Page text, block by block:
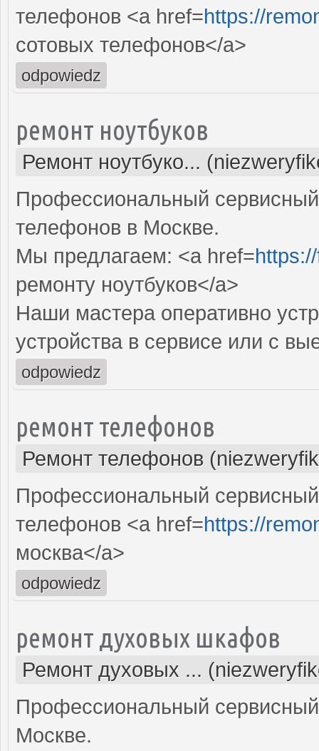
телефонов <a href=https://
сотовых телефонов</a>
odpowiedz
ремонт ноутбуков
Ремонт ноутбуко...
Профессиональный
телефонов в Москве.
Мы предлагаем: <a href=
ремонту ноутбуков</a>
Наши мастера оперативно
устройства в сервисе или с
odpowiedz
ремонт телефонов
Ремонт телефонов
Профессиональный
телефонов <a href=https://
москва</a>
odpowiedz
ремонт духовых шкафов
Ремонт духовых ...
Профессиональный
Москве.